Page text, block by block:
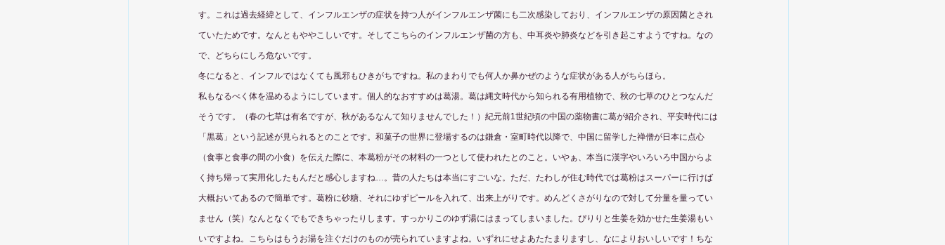
す。これは過去経緯として、インフルエンザの症状を持つ人がインフルエンザ菌にも二次感染しており、インフルエンザの原因菌とされ
ていたためです。なんともややこしいです。そしてこちらのインフルエンザ菌の方も、中耳炎や肺炎などを引き起こすようですね。なの
で、どちらにしろ危ないです。
冬になると、インフルではなくても風邪もひきがちですね。私のまわりでも何人か鼻かぜのような症状がある人がちらほら。
私もなるべく体を温めるようにしています。個人的なおすすめは葛湯。葛は縄文時代から知られる有用植物で、秋の七草のひとつなんだ
そうです。（春の七草は有名ですが、秋があるなんて知りませんでした！）﻿紀元前1世紀頃の中国の薬物書に葛が紹介され、平安時代には
「黒葛」という記述が見られるとのことです。和菓子の世界に登場するのは鎌倉・室町時代以降で、中国に留学した禅僧が日本に点心
（食事と食事の間の小食）を伝えた際に、本葛粉がその材料の一つとして使われたとのこと。いやぁ、本当に漢字やいろいろ中国からよ
く持ち帰って実用化したもんだと感心しますね…。昔の人たちは本当にすごいな。ただ、たわしが住む時代では葛粉はスーパーに行けば
大概おいてあるので簡単です。葛粉に砂糖、それにゆずピールを入れて、出来上がりです。めんどくさがりなので対して分量を量ってい
ません（笑）なんとなくでもできちゃったりします。すっかりこのゆず湯にはまってしまいました。ぴりりと生姜を効かせた生姜湯もい
いですよね。こちらはもうお湯を注ぐだけのものが売られていますよね。いずれにせよあたたまりますし、なによりおいしいです！ちな